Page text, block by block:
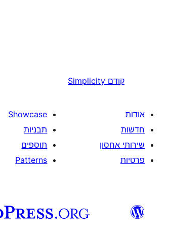
קודם Simplicity
אודות
חדשות
שירותי אחסון
פרטיות
Showcase
תבניות
תוספים
Patterns